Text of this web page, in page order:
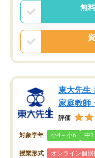
無
東大先生
家庭教師
評価
対象学年 小4～小6 中1
授業形式 オンライン個別